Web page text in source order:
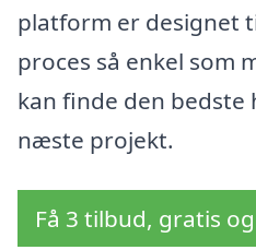
platform er designet
proces så enkel som
kan finde den
næste projekt.
Få 3 tilbud, gratis